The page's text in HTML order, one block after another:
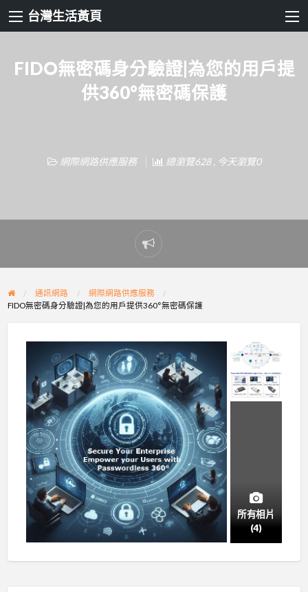
台灣生活黃頁
FIDO無密碼身分驗證|為您的用戶提
供360°無密碼保護
網際網路供應服務 總瀏覽628 , 今天瀏覽0
Report
problem
通訊網路
網際網路供應服務
FIDO無密碼身分驗證|為您的用戶提供360°無密碼保護
所有相片
(4)